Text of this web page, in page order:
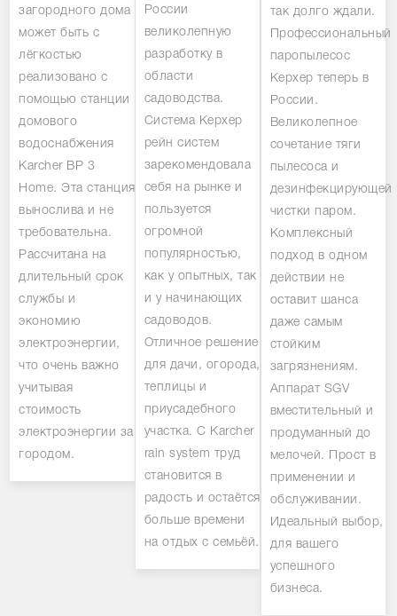
загородного дома
может быть с
лёгкостью
реализовано с
помощью станции
домового
водоснабжения
Karcher BP 3
Home. Эта станция
вынослива и не
требовательна.
Рассчитана на
длительный срок
службы и
экономию
электроэнергии,
что очень важно
учитывая
стоимость
электроэнергии за
городом.
России
великолепную
разработку в
области
садоводства.
Система Керхер
рейн систем
зарекомендовала
себя на рынке и
пользуется
огромной
популярностью,
как у опытных, так
и у начинающих
садоводов.
Отличное решение
для дачи, огорода,
теплицы и
приусадебного
участка. С Karcher
rain system труд
становится в
радость и остаётся
больше времени
на отдых с семьёй.
так долго ждали.
Профессиональный
паропылесос
Керхер теперь в
России.
Великолепное
сочетание тяги
пылесоса и
дезинфекцирующей
чистки паром.
Комплексный
подход в одном
действии не
оставит шанса
даже самым
стойким
загрязнениям.
Аппарат SGV
вместительный и
продуманный до
мелочей. Прост в
применении и
обслуживании.
Идеальный выбор,
для вашего
успешного
бизнеса.